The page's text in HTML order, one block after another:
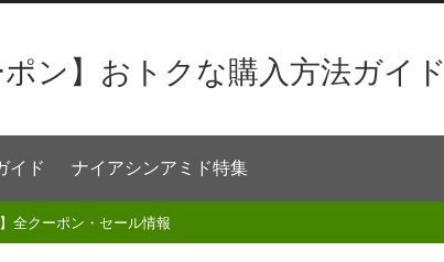
ン】おトクな購入方法ガイド
イド ナイアシンアミド特集
】全クーポン・セール情報